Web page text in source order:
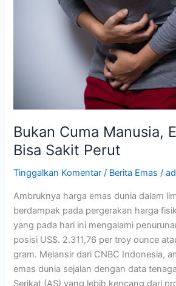
Bukan Cuma Manusia,
Bisa Sakit Perut
Tinggalkan Komentar / Berita Emas /
Ambruknya harga emas dunia dalam
berdampak pada pergerakan harga
yang pada hari ini mengalami
posisi US$. 2.311,76 per troy ounce
gram. Melansir dari CNBC Indonesia,
emas dunia sejalan dengan data
Serikat (AS) yang lebih kencang dari